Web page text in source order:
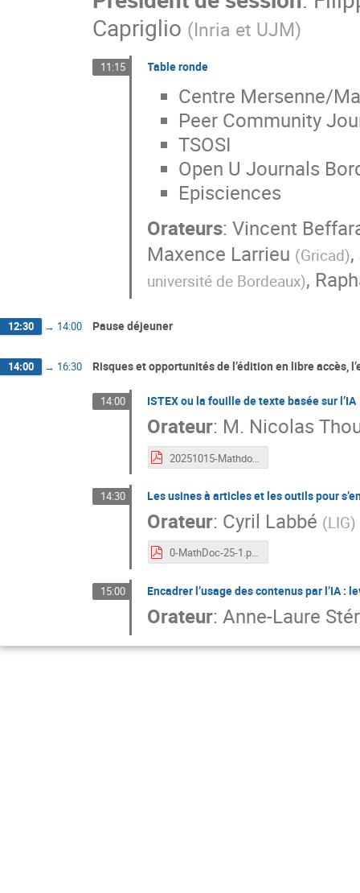
Capriglio (Inria et UJM)
11:15 Table ronde
Centre Mersenne/
Peer Community
TSOSI
Open U Journals
Episciences
Orateurs:Vincent
Maxence Larrieu (Gricad),
université de Bordeaux),
12:30 → 14:00 Pause déjeuner
14:00 → 16:30 Risques et opportunités de l’édition en libre accès,
14:00 ISTEX ou la fouille de texte basée sur l’IA
Orateur: M. Nicolas
20251015-Mathdoc-ISTEX ou la fouille de texte basée sur l’IA.pdf
14:30 Les usines à articles et les outils pour
Orateur: Cyril Labbé (LIG)
0-MathDoc-25-1.pdf
15:00 Encadrer l’usage des contenus par l’IA :
Orateur:Anne-Laure